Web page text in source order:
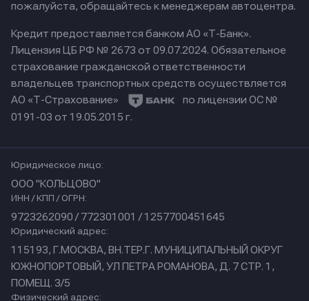
пожалуйста, обращайтесь к менеджерам автоцентра.
Кредит предоставляется банком АО «Т-Банк».
Лицензия ЦБ РФ № 2673 от 09.07.2024. Обязательное
страхование гражданской ответственности
владельцев транспортных средств осуществляется
АО «Т-Страхование»
по лицензии ОС №
0191-03 от 19.05.2015 г.
Юридическое лицо:
ООО "КОЛЬЦОВО"
ИНН / КПП / ОГРН:
9723262090 / 772301001 / 1257700451645
Юридический адрес:
115193, Г.МОСКВА, ВН.ТЕР.Г. МУНИЦИПАЛЬНЫЙ ОКРУГ
ЮЖНОПОРТОВЫЙ, УЛ ПЕТРА РОМАНОВА, Д. 7 СТР. 1,
ПОМЕЩ. 3/5
Физический адрес: